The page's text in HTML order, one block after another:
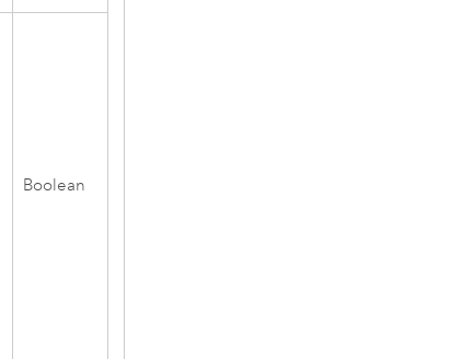
Boolean